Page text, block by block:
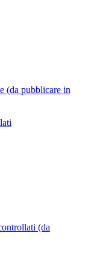
(da pubblicare in
(da